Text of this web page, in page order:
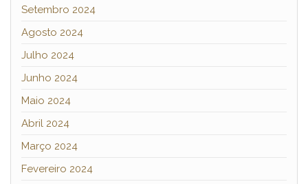
Setembro 2024
Agosto 2024
Julho 2024
Junho 2024
Maio 2024
Abril 2024
Março 2024
Fevereiro 2024